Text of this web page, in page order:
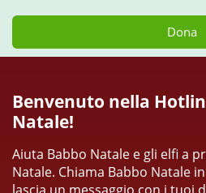
Dona
Benvenuto nella
Natale!
Aiuta Babbo Natale e gli elfi a
Natale. Chiama Babbo Natale